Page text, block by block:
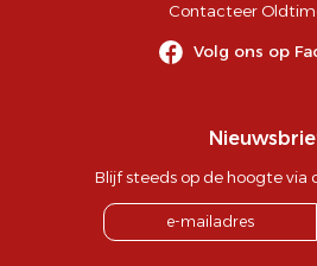
Contacteer
Volg ons op
Blijf steeds op de hoogte via